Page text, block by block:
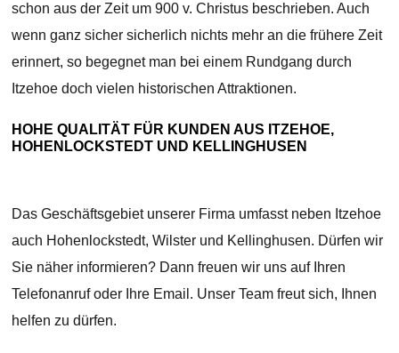
schon aus der Zeit um 900 v. Christus beschrieben. Auch
wenn ganz sicher sicherlich nichts mehr an die frühere Zeit
erinnert, so begegnet man bei einem Rundgang durch
Itzehoe doch vielen historischen Attraktionen.
HOHE QUALITÄT FÜR KUNDEN AUS ITZEHOE,
HOHENLOCKSTEDT UND KELLINGHUSEN
Das Geschäftsgebiet unserer Firma umfasst neben Itzehoe
auch Hohenlockstedt, Wilster und Kellinghusen. Dürfen wir
Sie näher informieren? Dann freuen wir uns auf Ihren
Telefonanruf oder Ihre Email. Unser Team freut sich, Ihnen
helfen zu dürfen.